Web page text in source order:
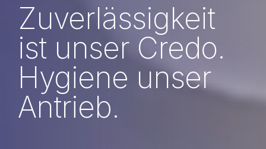
Zuverlässigkeit
ist unser Credo.
Hygiene unser
Antrieb.